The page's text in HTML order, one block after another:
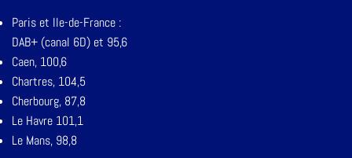
Paris et Ile-de-France :
DAB+ (canal 6D) et 95,6
Caen, 100,6
Chartres, 104,5
Cherbourg, 87,8
Le Havre 101,1
Le Mans, 98,8